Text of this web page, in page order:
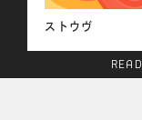
ストウヴ
READ